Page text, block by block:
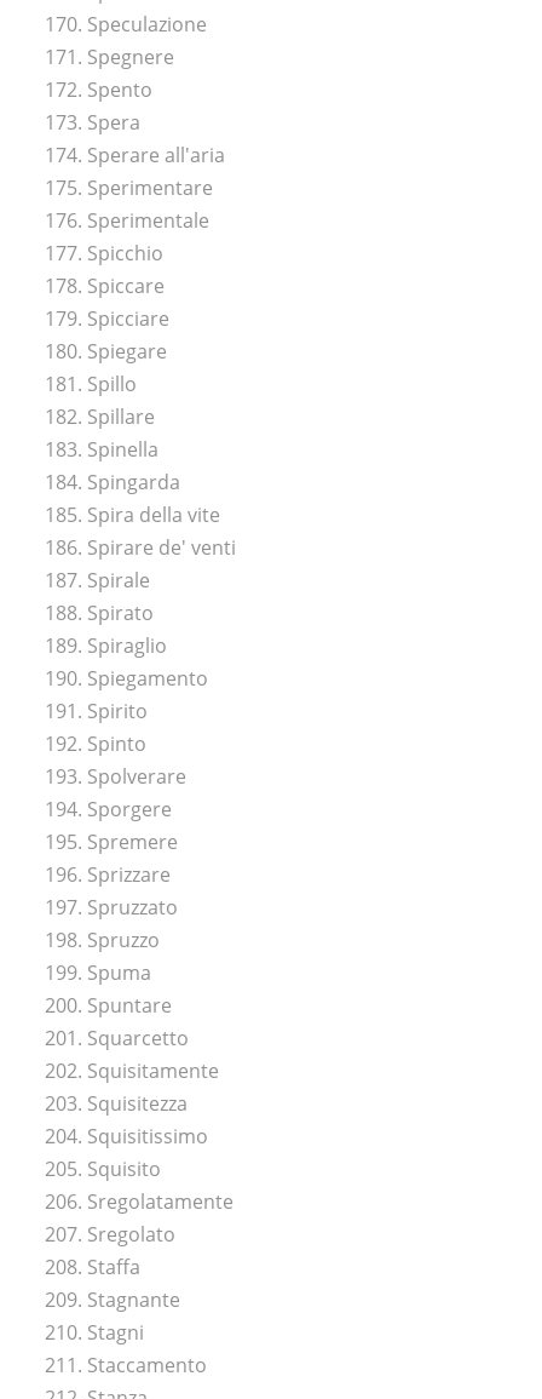
170. Speculazione
171. Spegnere
172. Spento
173. Spera
174. Sperare all'aria
175. Sperimentare
176. Sperimentale
177. Spicchio
178. Spiccare
179. Spicciare
180. Spiegare
181. Spillo
182. Spillare
183. Spinella
184. Spingarda
185. Spira della vite
186. Spirare de' venti
187. Spirale
188. Spirato
189. Spiraglio
190. Spiegamento
191. Spirito
192. Spinto
193. Spolverare
194. Sporgere
195. Spremere
196. Sprizzare
197. Spruzzato
198. Spruzzo
199. Spuma
200. Spuntare
201. Squarcetto
202. Squisitamente
203. Squisitezza
204. Squisitissimo
205. Squisito
206. Sregolatamente
207. Sregolato
208. Staffa
209. Stagnante
210. Stagni
211. Staccamento